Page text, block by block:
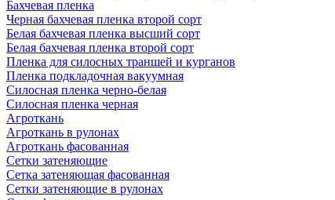
Бахчевая пленка
Черная бахчевая пленка второй сорт
Белая бахчевая пленка высший сорт
Белая бахчевая пленка второй сорт
Пленка для силосных траншей и курганов
Пленка подкладочная вакуумная
Силосная пленка черно-белая
Силосная пленка черная
Агроткань
Агроткань в рулонах
Агроткань фасованная
Сетки затеняющие
Сетка затеняющая фасованная
Сетки затеняющие в рулонах